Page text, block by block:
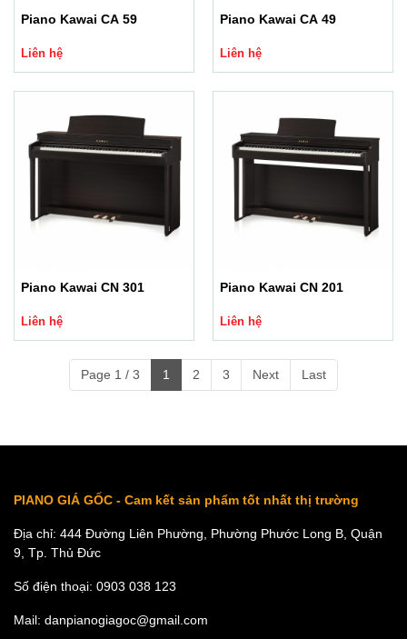
Piano Kawai CA 59
Liên hệ
Piano Kawai CA 49
Liên hệ
Piano Kawai CN 301
Liên hệ
Piano Kawai CN 201
Liên hệ
Page 1 / 3 1 2 3 Next Last
PIANO GIÁ GỐC - Cam kết sản phẩm tốt nhất thị trường
Địa chỉ: 444 Đường Liên Phường, Phường Phước Long B, Quận
9, Tp. Thủ Đức
Số điện thoại: 0903 038 123
Mail: danpianogiagoc@gmail.com